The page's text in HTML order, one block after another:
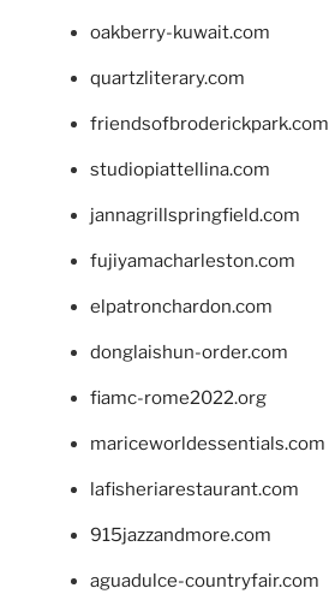
oakberry-kuwait.com
quartzliterary.com
friendsofbroderickpark.com
studiopiattellina.com
jannagrillspringfield.com
fujiyamacharleston.com
elpatronchardon.com
donglaishun-order.com
fiamc-rome2022.org
mariceworldessentials.com
lafisheriarestaurant.com
915jazzandmore.com
aguadulce-countryfair.com